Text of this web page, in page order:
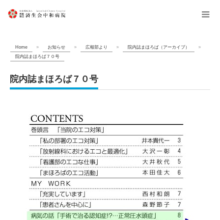
menu
Home » お知らせ » 広報部より » 院内誌まほろば（アーカイブ）
»
院内誌まほろば７０号
院内誌まほろば７０号